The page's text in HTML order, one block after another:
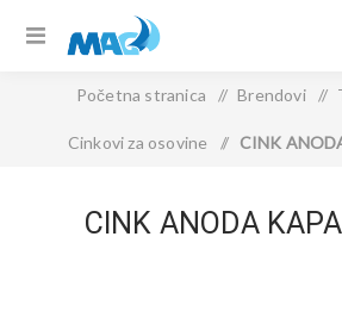
Početna stranica / Brendovi /
Cinkovi za osovine / CINK
CINK ANODA